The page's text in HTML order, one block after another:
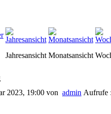
Jahresansicht Monatsansicht
2023, 19:00 von admin Aufrufe